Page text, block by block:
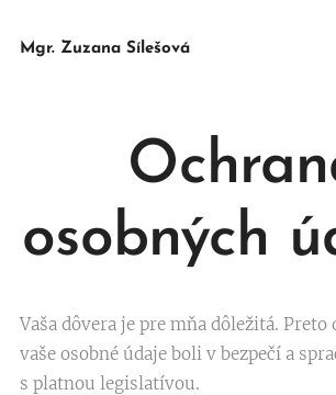
Mgr. Zuzana Sílešová
osobných
Vaša dôvera je pre mňa dôležitá. Preto
vaše osobné údaje boli v bezpečí a
s platnou legislatívou.